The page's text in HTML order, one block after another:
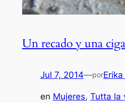
Un recado y una
Jul 7, 2014—por
en Mujeres, Tutta la